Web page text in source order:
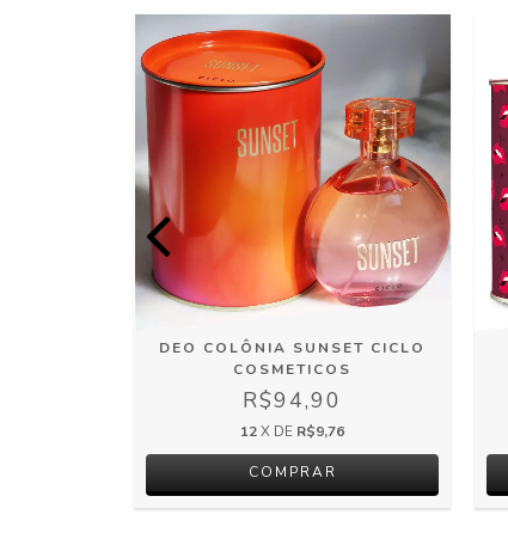
DEO COLÔNIA SUNSET CICLO
COSMETICOS
R$94,90
12X DE R$9,76